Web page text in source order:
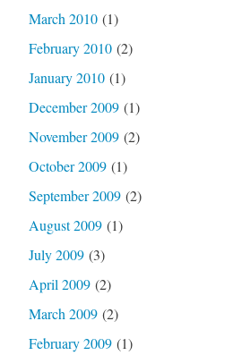
March 2010(1)
February 2010(2)
January 2010(1)
December 2009(1)
November 2009(2)
October 2009(1)
September 2009(2)
August 2009(1)
July 2009(3)
April 2009(2)
March 2009(2)
February 2009(1)